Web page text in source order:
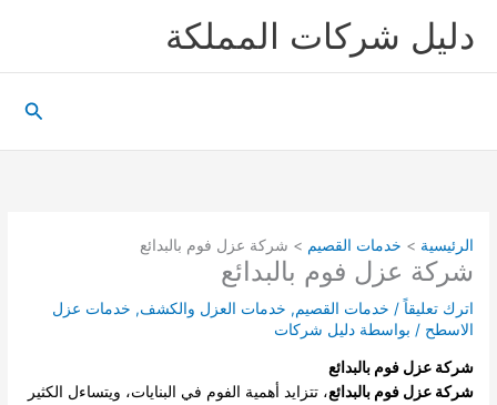
دليل شركات المملكة
الرئيسية خدمات القصيم شركة عزل فوم بالبدائع
شركة عزل فوم بالبدائع
اترك تعليقاً / خدمات القصيم, خدمات العزل والكشف, خدمات عزل
الاسطح / بواسطة دليل شركات
شركة عزل فوم بالبدائع
شركة عزل فوم بالبدائع، تتزايد أهمية الفوم في البنايات، ويتساءل الكثير